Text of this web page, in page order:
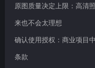
原图质量决定上限：高清
来也不会太理想
确认使用授权：商业项目
条款